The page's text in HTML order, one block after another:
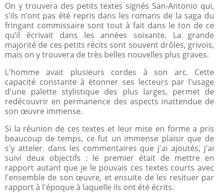
On y trouvera des petits textes signés San-Antonio qui,
s’ils n’ont pas été repris dans les romans de la saga du
fringant commissaire sont tout à fait dans le ton de ce
qu’il écrivait dans les années soixante. La grande
majorité de ces petits récits sont souvent drôles, grivois,
mais on y trouvera de très belles nouvelles plus graves.
L'homme avait plusieurs cordes à son arc. Cette
capacité constante à étonner ses lecteurs par l'usage
d'une palette stylistique des plus larges, permet de
redécouvrir en permanence des aspects inattendue de
son œuvre immense.
Si la réunion de ces textes et leur mise en forme a pris
beaucoup de temps, ce fut un immense plaisir que de
s'y atteler. dans les commentaires que j'ai ajoutés, j'ai
suivi deux objectifs : le premier était de mettre en
rapport autant que je le pouvais ces textes courts avec
l'ensemble de son œuvre, et ensuite de les resituer par
rapport à l'époque à laquelle ils ont été écrits.